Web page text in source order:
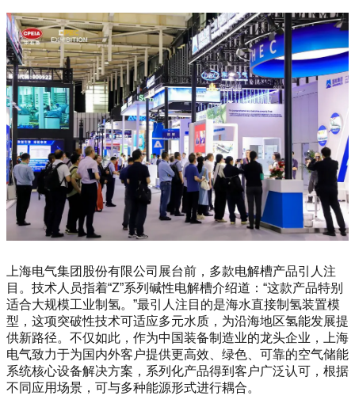
上海电气集团股份有限公司展台前，多款电解槽产品引人注
目。技术人员指着“Z”系列碱性电解槽介绍道：“这款产品特别
适合大规模工业制氢。”最引人注目的是海水直接制氢装置模
型，这项突破性技术可适应多元水质，为沿海地区氢能发展提
供新路径。不仅如此，作为中国装备制造业的龙头企业，上海
电气致力于为国内外客户提供更高效、绿色、可靠的空气储能
系统核心设备解决方案，系列化产品得到客户广泛认可，根据
不同应用场景，可与多种能源形式进行耦合。